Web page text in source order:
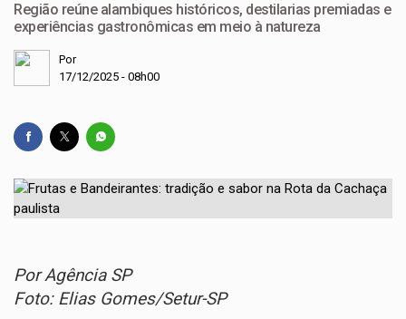
Região reúne alambiques históricos, destilarias premiadas e
experiências gastronômicas em meio à natureza
Por
17/12/2025 - 08h00
Por Agência SP
Foto: Elias Gomes/Setur-SP